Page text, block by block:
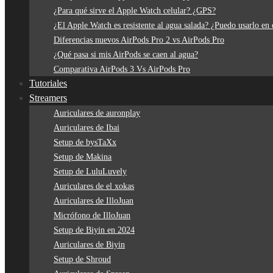
¿Para qué sirve el Apple Watch celular? ¿GPS?
¿El Apple Watch es resistente al agua salada? ¿Puedo usarlo en
Diferencias nuevos AirPods Pro 2 vs AirPods Pro
¿Qué pasa si mis AirPods se caen al agua?
Comparativa AirPods 3 Vs AirPods Pro
Tutoriales
Streamers
Auriculares de auronplay
Auriculares de Ibai
Setup de bysTaXx
Setup de Makina
Setup de LuluLuvely
Auriculares de el xokas
Auriculares de IlloJuan
Micrófono de IlloJuan
Setup de Biyin en 2024
Auriculares de Biyin
Setup de Shroud